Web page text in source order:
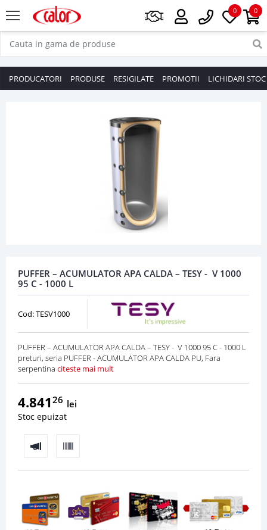
0
0
PRODUCATORI PRODUSE RESIGILATE PROMOTII LICHIDARI STOC
PUFFER – ACUMULATOR APA CALDA – TESY - V 1000
95 C - 1000 L
Cod: TESV1000
PUFFER – ACUMULATOR APA CALDA – TESY - V 1000 95 C - 1000 L
preturi, seria PUFFER - ACUMULATOR APA CALDA PU, Fara
serpentina citeste mai mult
4.84126 lei
Stoc epuizat